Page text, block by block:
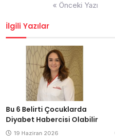
« Önceki Yazı
İlgili Yazılar
Bu 6 Belirti Çocuklarda
Diyabet Habercisi Olabilir
19 Haziran 2026